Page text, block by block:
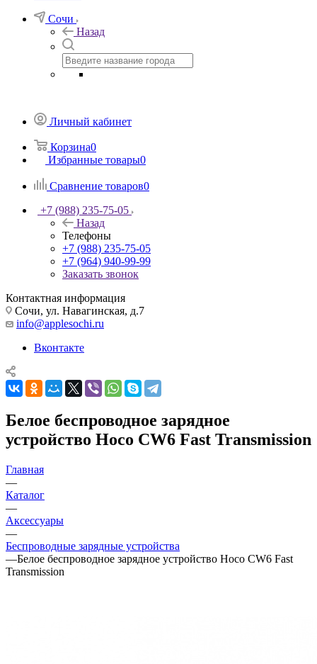
Сочи
Назад
Личный кабинет
Корзина0
Избранные товары0
Сравнение товаров0
+7 (988) 235-75-05
Назад
Телефоны
+7 (988) 235-75-05
+7 (964) 940-99-99
Заказать звонок
Контактная информация
Сочи, ул. Навагинская, д.7
info@applesochi.ru
Вконтакте
Белое беспроводное зарядное
устройство Hoco CW6 Fast Transmission
Главная
—
Каталог
—
Аксессуары
—
Беспроводные зарядные устройства
—Белое беспроводное зарядное устройство Hoco CW6 Fast
Transmission